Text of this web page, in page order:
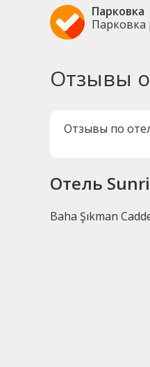
Парковка
Парковка
Отзывы
Отзывы по
Отель
Baha Şıkman